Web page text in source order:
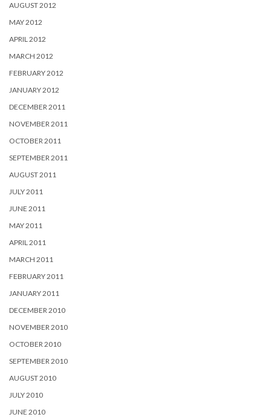
AUGUST 2012
MAY 2012
APRIL 2012
MARCH 2012
FEBRUARY 2012
JANUARY 2012
DECEMBER 2011
NOVEMBER 2011
OCTOBER 2011
SEPTEMBER 2011
AUGUST 2011
JULY 2011
JUNE 2011
MAY 2011
APRIL 2011
MARCH 2011
FEBRUARY 2011
JANUARY 2011
DECEMBER 2010
NOVEMBER 2010
OCTOBER 2010
SEPTEMBER 2010
AUGUST 2010
JULY 2010
JUNE 2010